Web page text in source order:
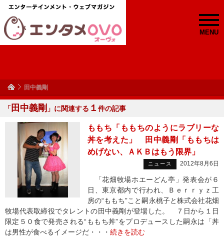
MENU
田中義剛
「 田中義剛 」に関連する １ 件の記事
ももち「ももちのようにラブリーな
丼を考えた」 田中義剛「ももちは
めげない、ＡＫＢはもう限界」
ニュース 2012年8月6日
「花畑牧場ホエーどん亭」発表会が６
日、東京都内で行われ、Ｂｅｒｒｙｚ工
房の“ももち”こと嗣永桃子と株式会社花畑
牧場代表取締役でタレントの田中義剛が登場した。 ７日から１日
限定５０食で発売される“ももち丼”をプロデュースした嗣永は「丼
は男性が食べるイメージだ・・・ 続きを読む